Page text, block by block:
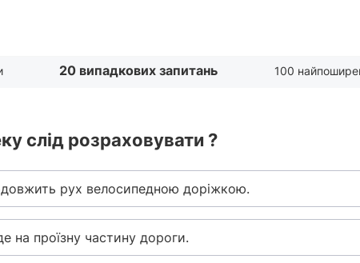
20 випадкових запитань 100
слід розраховувати ?
рух велосипедною доріжкою.
на проїзну частину дороги.